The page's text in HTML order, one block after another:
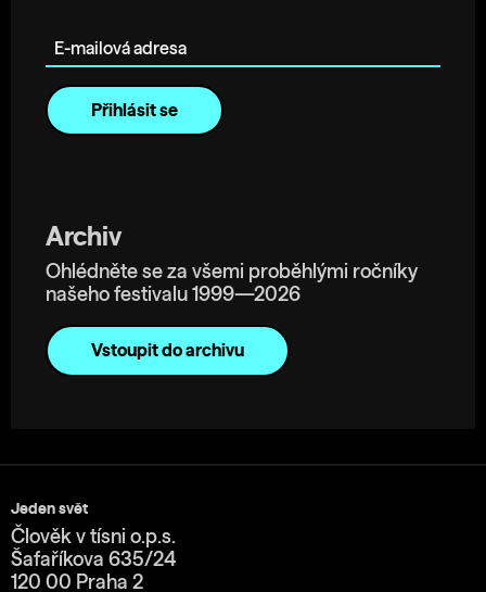
Archiv
Ohlédněte se za všemi proběhlými ročníky
našeho festivalu 1999—2026
Vstoupit do archivu
Jeden svět
Člověk v tísni o.p.s.
Šafaříkova 635/24
120 00 Praha 2